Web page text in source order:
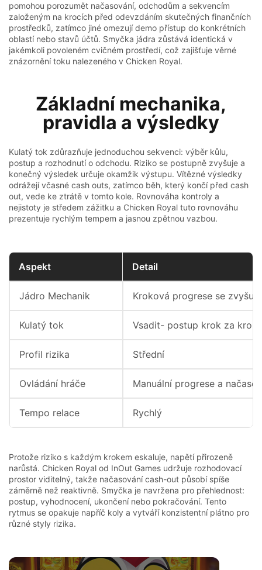
pomohou porozumět načasování, odchodům a sekvencím
založeným na krocích před odevzdáním skutečných finančních
prostředků, zatímco jiné omezují demo přístup do konkrétních
oblastí nebo stavů účtů. Smyčka jádra zůstává identická v
jakémkoli povoleném cvičném prostředí, což zajišťuje věrné
znázornění toku nalezeného v Chicken Royal.
Základní mechanika,
pravidla a výsledky
Kulatý tok zdůrazňuje jednoduchou sekvenci: výběr kůlu,
postup a rozhodnutí o odchodu. Riziko se postupně zvyšuje a
konečný výsledek určuje okamžik výstupu. Vítězné výsledky
odrážejí včasné cash outs, zatímco běh, který končí před cash
out, vede ke ztrátě v tomto kole. Rovnováha kontroly a
nejistoty je středem zážitku a Chicken Royal tuto rovnováhu
prezentuje rychlým tempem a jasnou zpětnou vazbou.
Aspekt Detail
Jádro Mechanik Kroková progrese se
Kulatý tok Vsadit- postup krok za
Profil rizika Střední
Ovládání hráče Manuální progrese a
Tempo relace Rychlý
Protože riziko s každým krokem eskaluje, napětí přirozeně
narůstá. Chicken Royal od InOut Games udržuje rozhodovací
prostor viditelný, takže načasování cash-out působí spíše
záměrně než reaktivně. Smyčka je navržena pro přehlednost:
postup, vyhodnocení, ukončení nebo pokračování. Tento
rytmus se opakuje napříč koly a vytváří konzistentní plátno pro
různé styly rizika.